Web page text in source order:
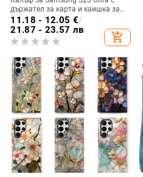
държател за карта и каишка за
през врата
11.18 - 12.05 €/
21.87 - 23.57 лв
add_shopping_cart